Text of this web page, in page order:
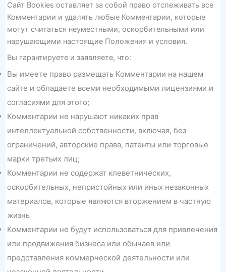
Сайт Bookies оставляет за собой право отслеживать все
Комментарии и удалять любые Комментарии, которые
могут считаться неуместными, оскорбительными или
нарушающими настоящие Положения и условия.
Вы гарантируете и заявляете, что:
Вы имеете право размещать Комментарии на нашем
сайте и обладаете всеми необходимыми лицензиями и
согласиями для этого;
Комментарии не нарушают никаких прав
интеллектуальной собственности, включая, без
ограничений, авторские права, патенты или торговые
марки третьих лиц;
Комментарии не содержат клеветнических,
оскорбительных, непристойных или иных незаконных
материалов, которые являются вторжением в частную
жизнь
Комментарии не будут использоваться для привлечения
или продвижения бизнеса или обычаев или
представления коммерческой деятельности или